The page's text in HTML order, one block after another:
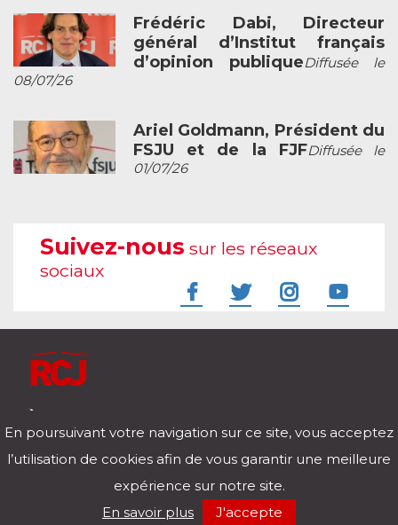
Frédéric Dabi, Directeur
général d’Institut français
d’opinion publiqueDiffusée le
08/07/26
Ariel Goldmann, Président du
FSJU et de la FJFDiffusée le
01/07/26
Suivez-nous sur les réseaux
sociaux
Télécharger notre application pour iOs et Android
00:00
En poursuivant votre navigation sur ce site, vous acceptez
l’utilisation de cookies afin de vous garantir une meilleure
expérience sur notre site.
En savoir plus
J'accepte